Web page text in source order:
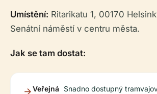
Umístění: Ritarikatu 1, 00170
Senátní náměstí v centru města.
Jak se tam dostat:
Veřejná
Snadno dostupný